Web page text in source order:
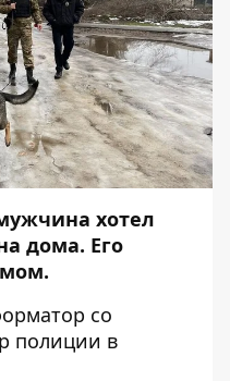
хотел
дома. Его
со
полиции в